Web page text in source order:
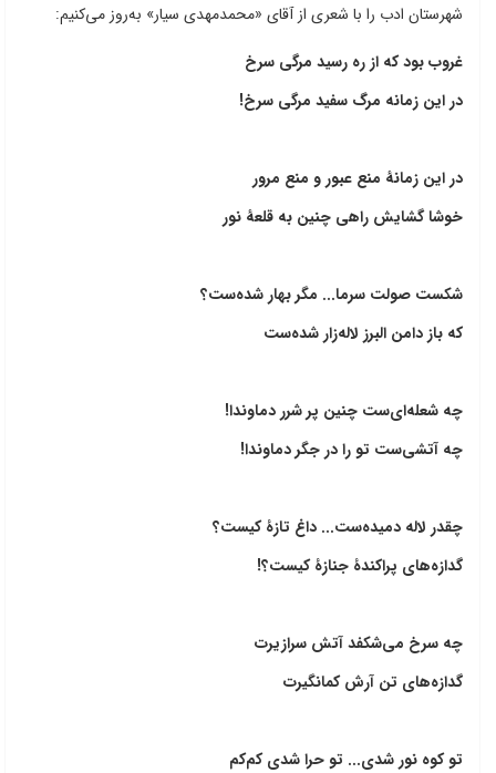
شهرستان ادب را با شعری از آقای «محمدمهدی سیار» به‌روز می‌کنیم:
غروب بود که از ره رسید مرگی سرخ
در این زمانه مرگ سفید مرگی سرخ!
در این زمانۀ منع عبور و منع مرور
خوشا گشایش راهی چنین به قلعۀ نور
شکست صولت سرما... مگر بهار شده‌ست؟
که باز دامن البرز لاله‌زار شده‌ست
چه شعله‌ای‌ست چنین پر شرر دماوندا!
چه آتشی‌ست تو را در جگر دماوندا!
چقدر لاله دمیده‌ست... داغ تازۀ کیست؟
گدازه‌های پراکندۀ جنازۀ کیست؟!
چه سرخ می‌شکفد آتش سرازیرت
گدازه‌های تن آرش کمانگیرت
تو کوه نور شدی... تو حرا شدی کم‌کم